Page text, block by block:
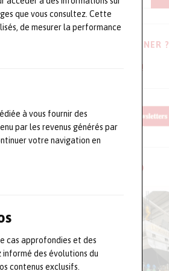
que vous consultez. Cette
de mesurer la performance
à vous fournir des
par les revenus générés par
votre navigation en
cas approfondies et des
informé des évolutions du
contenus exclusifs.
VOUS HÉSITEZ À VOUS ABONNER ?
Consulter les dernières newsletters !
NOS CONFÉRENCES EN VIDÉO